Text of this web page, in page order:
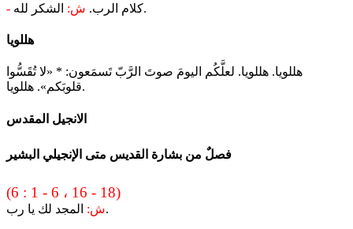
- كلام الرب. ش: الشكر لله.
هللويا
هللويا. هللويا. لعلَّكُم اليومَ صوتَ الرَّبّ تَسمَعون: * «لا تُقَسُّوا
قلوبَكم». هللويا.
الانجيل المقدس
فصلٌ من بشارة القديس متى الإنجيلي البشير
(6 : 1 - 6 ، 16 - 18)
ش:المجد لك يا رب.